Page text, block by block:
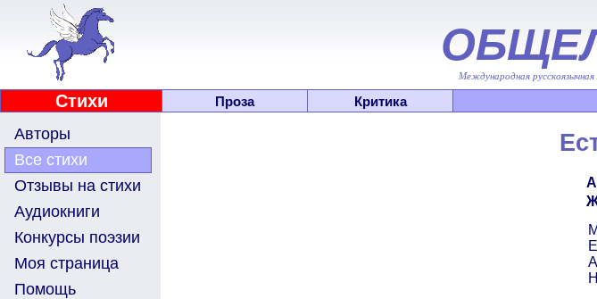
Международная
Стихи Проза Критика
Авторы
Все стихи
Отзывы на стихи
Аудиокниги
Конкурсы поэзии
Моя страница
Помощь